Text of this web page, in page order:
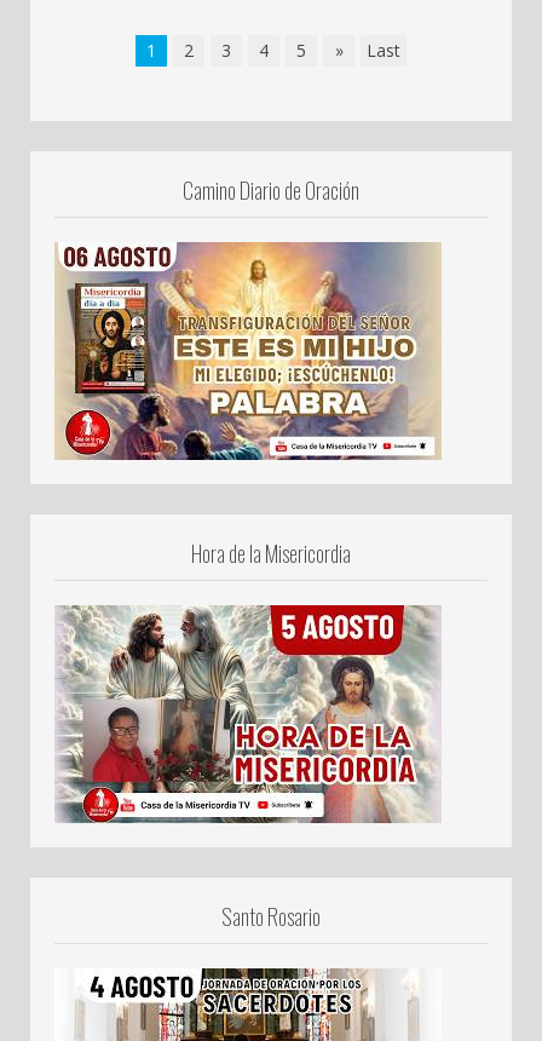
1 2 3 4 5 » Last
Camino Diario de Oración
Hora de la Misericordia
Santo Rosario